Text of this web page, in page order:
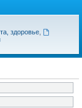
здоровье,